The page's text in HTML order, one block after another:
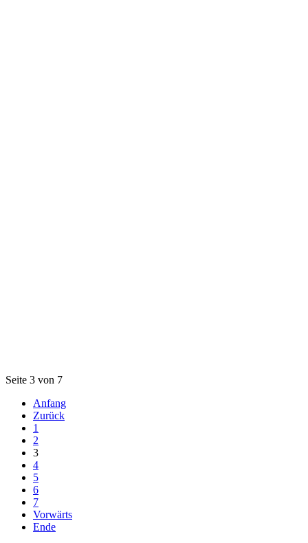
Seite 3 von 7
Anfang
Zurück
1
2
3
4
5
6
7
Vorwärts
Ende